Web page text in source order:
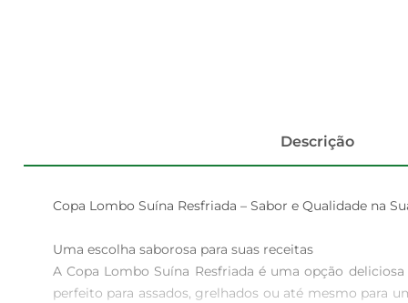
Descrição
Copa Lombo Suína Resfriada – Sabor e Qualidade na
Uma escolha saborosa para suas receitas
A Copa Lombo Suína Resfriada é uma opção
perfeito para assados, grelhados ou até mesmo para